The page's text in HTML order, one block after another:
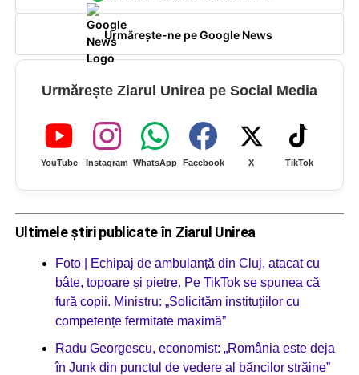
Urmărește-ne pe Google News
Urmărește Ziarul Unirea pe Social Media
YouTube Instagram WhatsApp Facebook X TikTok
Ultimele știri publicate în Ziarul Unirea
Foto | Echipaj de ambulanță din Cluj, atacat cu
bâte, topoare și pietre. Pe TikTok se spunea că
fură copii. Ministru: „Solicităm instituțiilor cu
competențe fermitate maximă”
Radu Georgescu, economist: „România este deja
în Junk din punctul de vedere al băncilor străine”